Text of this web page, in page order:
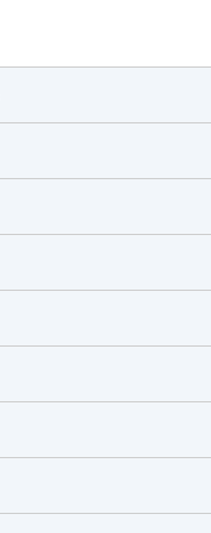
大井町
大井町
大井町
大井町
大井町
大井町
大井町
大井町
大森(東京)